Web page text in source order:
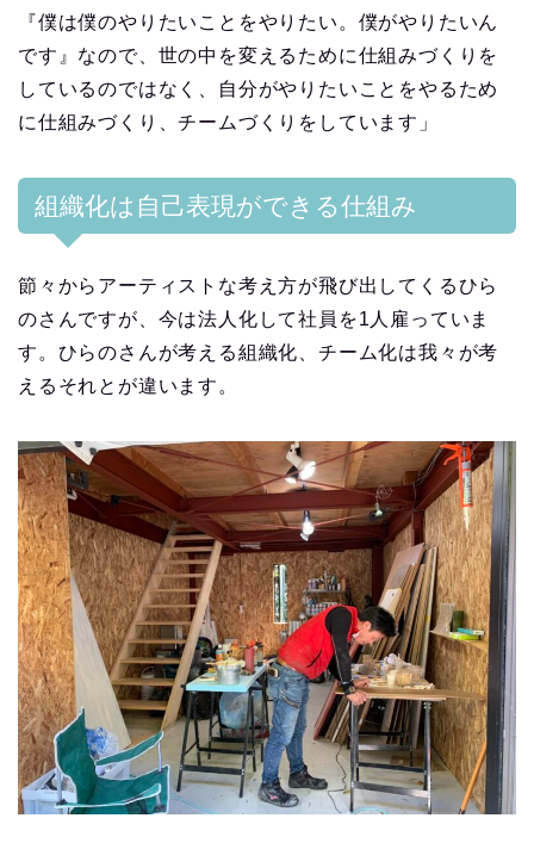
『僕は僕のやりたいことをやりたい。僕がやりたいん
です』なので、世の中を変えるために仕組みづくりを
しているのではなく、自分がやりたいことをやるため
に仕組みづくり、チームづくりをしています」
組織化は自己表現ができる仕組み
節々からアーティストな考え方が飛び出してくるひら
のさんですが、今は法人化して社員を1人雇っていま
す。ひらのさんが考える組織化、チーム化は我々が考
えるそれとが違います。